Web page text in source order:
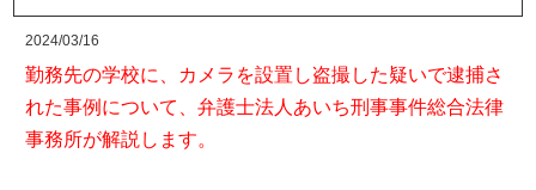
2024/03/16
勤務先の学校に、カメラを設置し盗撮した疑いで逮捕さ
れた事例について、弁護士法人あいち刑事事件総合法律
事務所が解説します。